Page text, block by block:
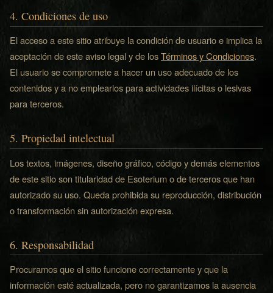
4. Condiciones de uso
El acceso a este sitio atribuye la condición de usuario e implica la
aceptación de este aviso legal y de losTérminos y Condiciones.
El usuario se compromete a hacer un uso adecuado de los
contenidos y a no emplearlos para actividades ilícitas o lesivas
para terceros.
5. Propiedad intelectual
Los textos, imágenes, diseño gráfico, código y demás elementos
de este sitio son titularidad de Esoterium o de terceros que han
autorizado su uso. Queda prohibida su reproducción, distribución
o transformación sin autorización expresa.
6. Responsabilidad
Procuramos que el sitio funcione correctamente y que la
información esté actualizada, pero no garantizamos la ausencia